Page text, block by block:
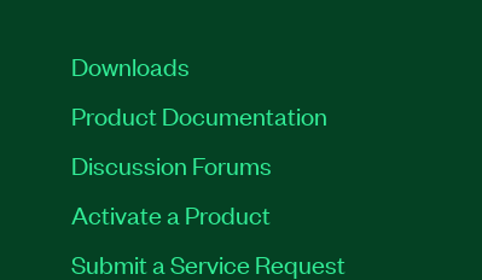
Downloads
Product Documentation
Discussion Forums
Activate a Product
Submit a Service Request